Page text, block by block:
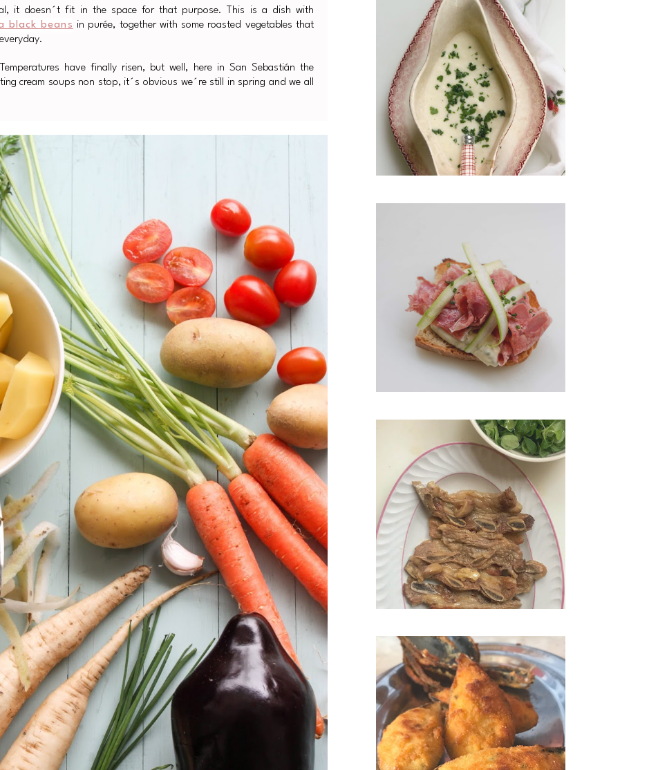
it doesn´t fit in the space for that purpose. This is a dish with
black beans in purée, together with some roasted vegetables that
have finally risen, but well, here in San Sebastián the
cream soups non stop, it´s obvious we´re still in spring and we all